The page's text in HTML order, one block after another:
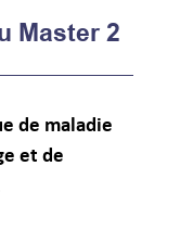
Master 2
de maladie
et de